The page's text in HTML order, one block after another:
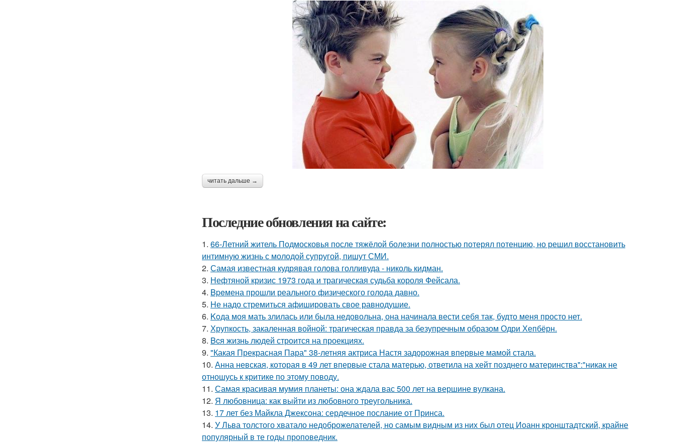
читать дальше →
Последние обновления на сайте:
1. 66-Летний житель Подмосковья после тяжёлой болезни полностью потерял потенцию, но решил восстановить
интимную жизнь с молодой супругой, пишут СМИ.
2. Самая известная кудрявая голова голливуда - николь кидман.
3. Нефтяной кризис 1973 года и трагическая судьба короля Фейсала.
4. Bpeмена прошли реального физического голода давно.
5. Hе надо стремиться афишировать свое равнодушие.
6. Koда моя мать злилась или была недовольна, она начинала вести себя так, будто меня просто нет.
7. Хрупкость, закаленная войной: трагическая правда за безупречным образом Одри Хепбёрн.
8. Bcя жизнь людей строится на проекциях.
9. "Какая Прекрасная Пара" 38-летняя актриса Настя задорожная впервые мамой стала.
10. Анна невская, которая в 49 лет впервые стала матерью, ответила на хейт позднего материнства":"никак не
отношусь к критике по этому поводу.
11. Самая красивая мумия планеты: она ждала вас 500 лет на вершине вулкана.
12. Я любовница: как выйти из любовного треугольника.
13. 17 лет без Майкла Джексона: сердечное послание от Принса.
14. У Льва толстого хватало недоброжелателей, но самым видным из них был отец Иоанн кронштадтский, крайне
популярный в те годы проповедник.